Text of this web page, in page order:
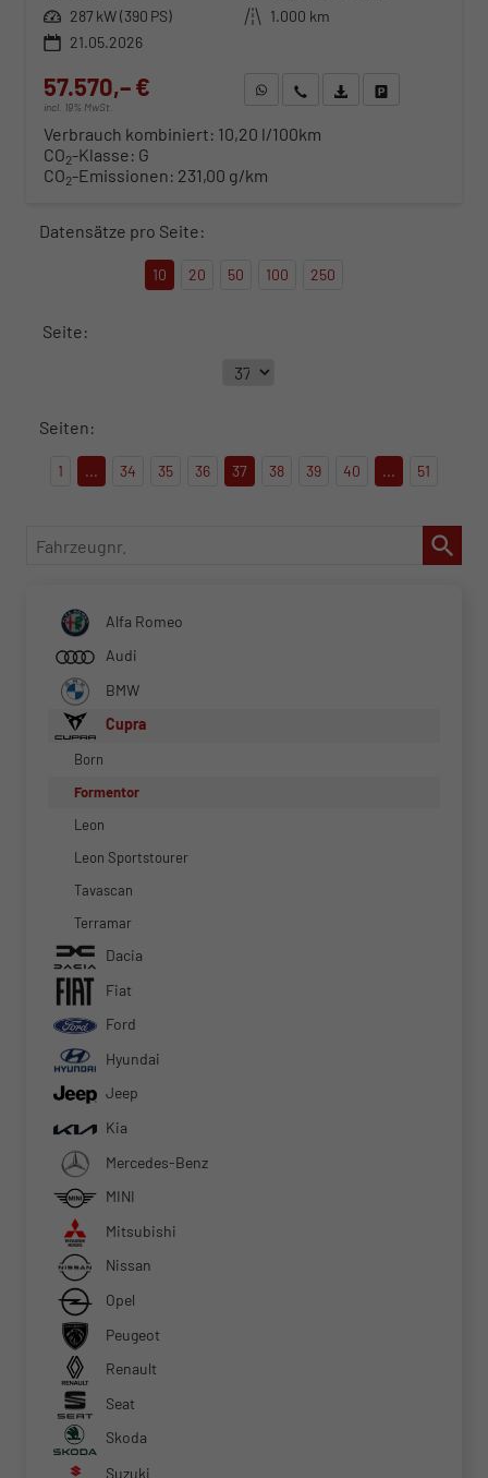
Leistung 287 kW (390 PS) Kilometerstand 1.000 km
21.05.2026
57.570,– €
incl. 19% MwSt.
WhatsApp anfragen
Wir rufen Sie anFahrzeugexposé (PDF)
Verbrauch kombiniert: 10,20 l/100km
CO2-Klasse: G
CO2-Emissionen: 231,00 g/km
Datensätze pro Seite:
10 20 50 100 250
Seite:
Seiten:
1 ... 34 35 36 37 38 39 40 ... 51
Fahrzeugnr.
Alfa Romeo
Audi
BMW
Cupra
Born
Formentor
Leon
Leon Sportstourer
Tavascan
Terramar
Dacia
Fiat
Ford
Hyundai
Jeep
Kia
Mercedes-Benz
MINI
Mitsubishi
Nissan
Opel
Peugeot
Renault
Seat
Skoda
Suzuki